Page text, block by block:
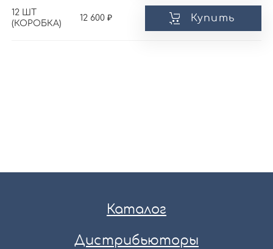
12 ШТ
(КОРОБКА)
12 600 Купить
Каталог
Дистрибьюторы